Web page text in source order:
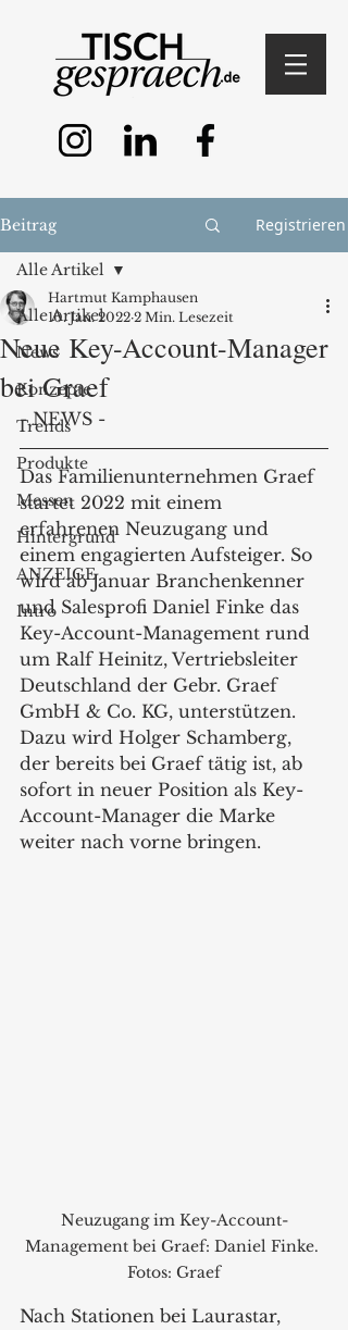
Beitrag Registrieren
Alle Artikel
News
Konzepte
Trends
Produkte
Messen
Hintergrund
ANZEIGE
Intro
Alle Artikel
Neue Key-Account-Manager
bei Graef
Hartmut Kamphausen
10. Jan. 2022 2 Min. Lesezeit
- NEWS -
Das Familienunternehmen Graef
startet 2022 mit einem
erfahrenen Neuzugang und
einem engagierten Aufsteiger. So
wird ab Januar Branchenkenner
und Salesprofi Daniel Finke das
Key-Account-Management rund
um Ralf Heinitz, Vertriebsleiter
Deutschland der Gebr. Graef
GmbH & Co. KG, unterstützen.
Dazu wird Holger Schamberg,
der bereits bei Graef tätig ist, ab
sofort in neuer Position als Key-
Account-Manager die Marke
weiter nach vorne bringen.
Neuzugang im Key-Account-
Management bei Graef: Daniel Finke.
Fotos: Graef
Nach Stationen bei Laurastar,